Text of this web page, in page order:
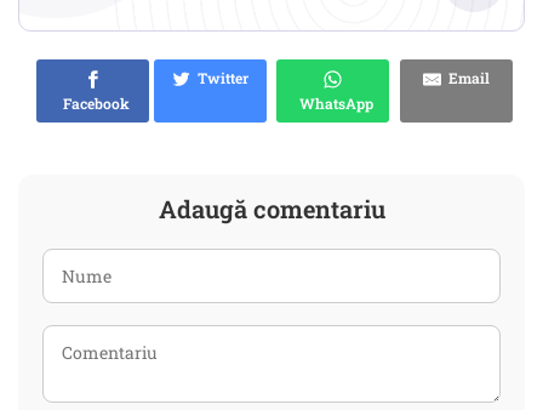
Facebook
Twitter
WhatsApp
Email
Adaugă comentariu